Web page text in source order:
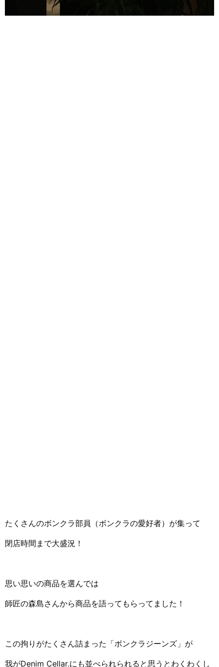
たくさんのボンクラ部員（ボンクラの愛好者）が集って
閉店時間まで大盛況！
思い思いの商品を選んでは
師匠の森島さんから商品を語ってもらってました！
この拘りがたくさん詰まった「ボンクラジーンズ」が
我がDenim Cellar.にも並べられられると思うとわくわくし